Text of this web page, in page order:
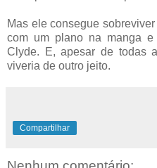
Mas ele consegue
com um plano na manga
Clyde. E, apesar de todas
viveria de outro jeito.
Compartilhar